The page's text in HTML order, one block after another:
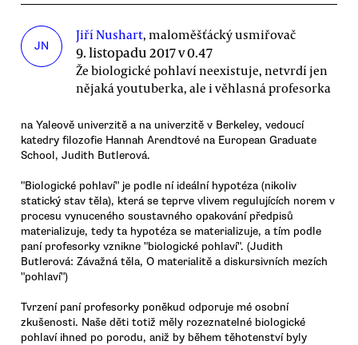
JN
Jiří Nushart, maloměšťácký usmiřovač
9. listopadu 2017 v 0.47
Že biologické pohlaví neexistuje, netvrdí jen
nějaká youtuberka, ale i věhlasná profesorka
na Yaleově univerzitě a na univerzitě v Berkeley, vedoucí
katedry filozofie Hannah Arendtové na European Graduate
School, Judith Butlerová.
"Biologické pohlaví" je podle ní ideální hypotéza (nikoliv
statický stav těla), která se teprve vlivem regulujících norem v
procesu vynuceného soustavného opakování předpisů
materializuje, tedy ta hypotéza se materializuje, a tím podle
paní profesorky vznikne "biologické pohlaví". (Judith
Butlerová: Závažná těla, O materialitě a diskursivních mezích
"pohlaví")
Tvrzení paní profesorky poněkud odporuje mé osobní
zkušenosti. Naše děti totiž měly rozeznatelné biologické
pohlaví ihned po porodu, aniž by během těhotenství byly